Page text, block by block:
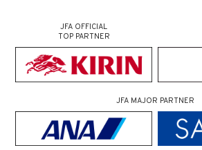
JFA OFFICIAL
TOP PARTNER
JFA MAJOR PARTNER